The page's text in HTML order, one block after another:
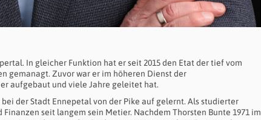
In gleicher Funktion hat er seit 2015 den Etat der tief vom
gemanagt. Zuvor war er im höheren Dienst der
aufgebaut und viele Jahre geleitet hat.
der Stadt Ennepetal von der Pike auf gelernt. Als studierter
seit langem sein Metier. Nachdem Thorsten Bunte 1971 im